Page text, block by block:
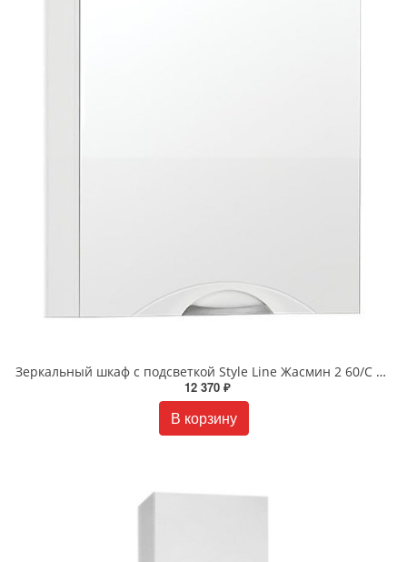
Зеркальный шкаф с подсветкой Style Line Жасмин 2 60/С Люкс белый ЛС-00000216
12 370 ₽
В корзину